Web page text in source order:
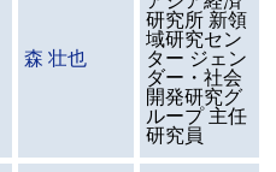
森 壮也
研究所 新領
域研究セン
ター ジェン
ダー・社会
開発研究グ
ループ 主任
研究員